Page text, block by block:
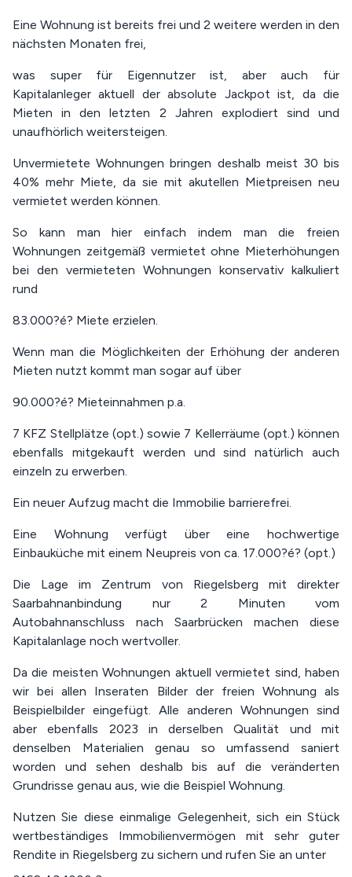
Eine Wohnung ist bereits frei und 2 weitere werden in den
nächsten Monaten frei,
was super für Eigennutzer ist, aber auch für
Kapitalanleger aktuell der absolute Jackpot ist, da die
Mieten in den letzten 2 Jahren explodiert sind und
unaufhörlich weitersteigen.
Unvermietete Wohnungen bringen deshalb meist 30 bis
40% mehr Miete, da sie mit akutellen Mietpreisen neu
vermietet werden können.
So kann man hier einfach indem man die freien
Wohnungen zeitgemäß vermietet ohne Mieterhöhungen
bei den vermieteten Wohnungen konservativ kalkuliert
rund
83.000?é? Miete erzielen.
Wenn man die Möglichkeiten der Erhöhung der anderen
Mieten nutzt kommt man sogar auf über
90.000?é? Mieteinnahmen p.a.
7 KFZ Stellplätze (opt.) sowie 7 Kellerräume (opt.) können
ebenfalls mitgekauft werden und sind natürlich auch
einzeln zu erwerben.
Ein neuer Aufzug macht die Immobilie barrierefrei.
Eine Wohnung verfügt über eine hochwertige
Einbauküche mit einem Neupreis von ca. 17.000?é? (opt.)
Die Lage im Zentrum von Riegelsberg mit direkter
Saarbahnanbindung nur 2 Minuten vom
Autobahnanschluss nach Saarbrücken machen diese
Kapitalanlage noch wertvoller.
Da die meisten Wohnungen aktuell vermietet sind, haben
wir bei allen Inseraten Bilder der freien Wohnung als
Beispielbilder eingefügt. Alle anderen Wohnungen sind
aber ebenfalls 2023 in derselben Qualität und mit
denselben Materialien genau so umfassend saniert
worden und sehen deshalb bis auf die veränderten
Grundrisse genau aus, wie die Beispiel Wohnung.
Nutzen Sie diese einmalige Gelegenheit, sich ein Stück
wertbeständiges Immobilienvermögen mit sehr guter
Rendite in Riegelsberg zu sichern und rufen Sie an unter